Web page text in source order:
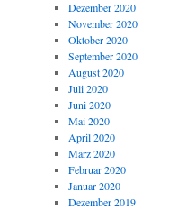
Dezember 2020
November 2020
Oktober 2020
September 2020
August 2020
Juli 2020
Juni 2020
Mai 2020
April 2020
März 2020
Februar 2020
Januar 2020
Dezember 2019